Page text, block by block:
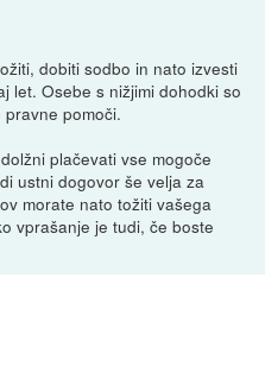
dobiti sodbo in nato izvesti
let. Osebe s nižjimi dohodki so
pomoči.
plačevati vse mogoče
ustni dogovor še velja za
morate nato tožiti vašega
vprašanje je tudi, če boste